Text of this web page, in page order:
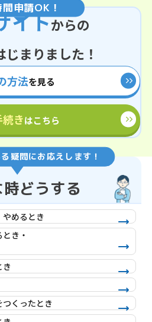
間申請OK！
イトからの
じまりました！
方法を見る
きはこちら
疑問にお応えします！
どうする
めるとき
き・
くったとき